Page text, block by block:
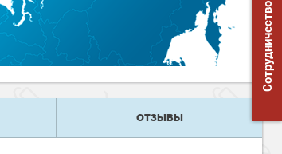
ОТЗЫВЫ
Сотрудничество